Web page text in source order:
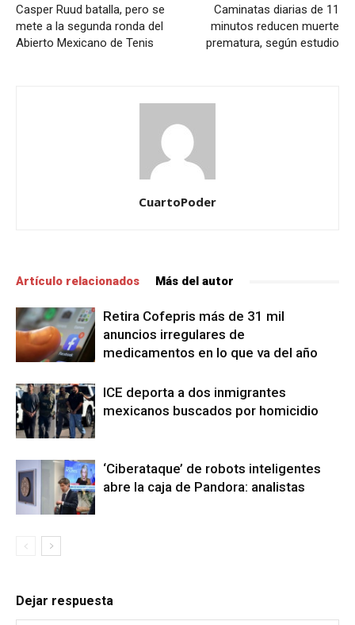
Casper Ruud batalla, pero se
mete a la segunda ronda del
Abierto Mexicano de Tenis
Caminatas diarias de 11
minutos reducen muerte
prematura, según estudio
CuartoPoder
Artículo relacionados Más del autor
Retira Cofepris más de 31 mil
anuncios irregulares de
medicamentos en lo que va del año
ICE deporta a dos inmigrantes
mexicanos buscados por homicidio
‘Ciberataque’ de robots inteligentes
abre la caja de Pandora: analistas
Dejar respuesta